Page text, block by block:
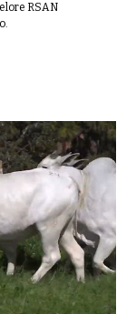
RSAN